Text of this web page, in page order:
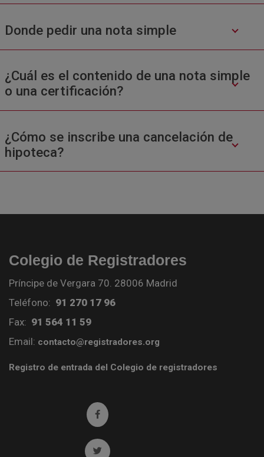
Donde pedir una nota simple
¿Cuál es el contenido de una nota simple
o una certificación?
¿Cómo se inscribe una cancelación de
hipoteca?
Colegio de Registradores
Príncipe de Vergara 70. 28006 Madrid
Teléfono: 91 270 17 96
Fax: 91 564 11 59
Email: contacto@registradores.org
Registro de entrada del Colegio de registradores
Ir a facebook (abre en ventana nueva)
Ir a twitter (abre en ventana nueva)